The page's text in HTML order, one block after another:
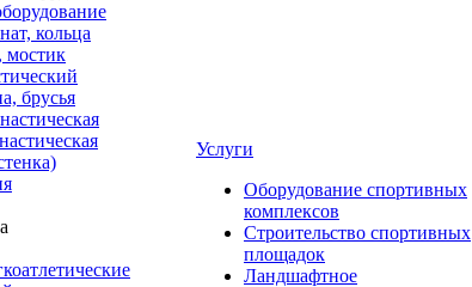
кольца
мостик
брусья
Услуги
Оборудование спортивных
комплексов
Строительство спортивных
площадок
Ландшафтное